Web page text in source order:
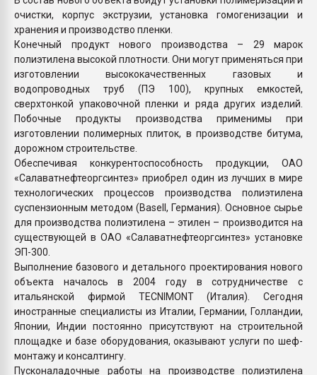
очистки, корпус экструзии, установка гомогенизации и
хранения и производство пленки.
Конечный продукт нового производства – 29 марок
полиэтилена высокой плотности. Они могут применяться при
изготовлении высококачественных газовых и
водопроводных труб (ПЭ 100), крупных емкостей,
сверхтонкой упаковочной пленки и ряда других изделий.
Побочные продукты производства применимы при
изготовлении полимерных плиток, в производстве битума,
дорожном строительстве.
Обеспечивая конкурентоспособность продукции, ОАО
«Салаватнефтеоргсинтез» приобрел один из лучших в мире
технологических процессов производства полиэтилена
суспензионным методом (Basell, Германия). Основное сырье
для производства полиэтилена – этилен – производится на
существующей в ОАО «Салаватнефтеоргсинтез» установке
ЭП-300.
Выполнение базового и детального проектирования нового
объекта началось в 2004 году в сотрудничестве с
итальянской фирмой TECNIMONT (Италия). Сегодня
иностранные специалисты из Италии, Германии, Голландии,
Японии, Индии постоянно присутствуют на строительной
площадке и базе оборудования, оказывают услуги по шеф-
монтажу и консалтингу.
Пусконаладочные работы на производстве полиэтилена